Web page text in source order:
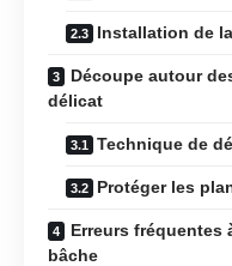
Installation de
Découpe autour
délicat
Technique de
Protéger les
Erreurs fréquentes
bâche